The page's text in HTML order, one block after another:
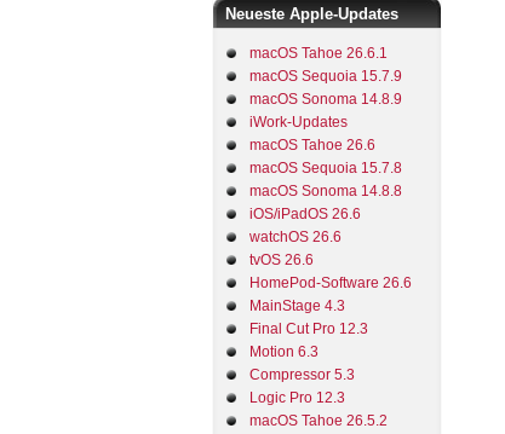
Neueste Apple-Updates
macOS Tahoe 26.6.1
macOS Sequoia 15.7.9
macOS Sonoma 14.8.9
iWork-Updates
macOS Tahoe 26.6
macOS Sequoia 15.7.8
macOS Sonoma 14.8.8
iOS/iPadOS 26.6
watchOS 26.6
tvOS 26.6
HomePod-Software 26.6
MainStage 4.3
Final Cut Pro 12.3
Motion 6.3
Compressor 5.3
Logic Pro 12.3
macOS Tahoe 26.5.2